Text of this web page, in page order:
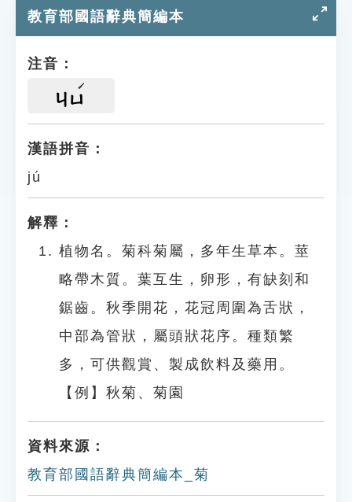
教育部國語辭典簡編本
注音：
ㄐㄩ
漢語拼音：
jú
解釋：
植物名。菊科菊屬，多年生草本。莖
略帶木質。葉互生，卵形，有缺刻和
鋸齒。秋季開花，花冠周圍為舌狀，
中部為管狀，屬頭狀花序。種類繁
多，可供觀賞、製成飲料及藥用。
【例】秋菊、菊園
資料來源：
教育部國語辭典簡編本_菊